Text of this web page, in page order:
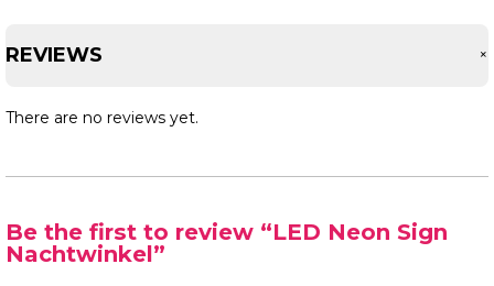
REVIEWS +
There are no reviews yet.
Be the first to review “LED Neon Sign
Nachtwinkel”